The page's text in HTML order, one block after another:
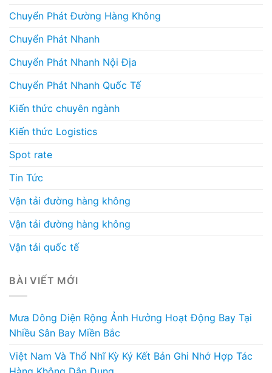
Chuyển Phát Đường Hàng Không
Chuyển Phát Nhanh
Chuyển Phát Nhanh Nội Địa
Chuyển Phát Nhanh Quốc Tế
Kiến thức chuyên ngành
Kiến thức Logistics
Spot rate
Tin Tức
Vận tải đường hàng không
Vận tải đường hàng không
Vận tải quốc tế
BÀI VIẾT MỚI
Mưa Dông Diện Rộng Ảnh Hưởng Hoạt Động Bay Tại
Nhiều Sân Bay Miền Bắc
Việt Nam Và Thổ Nhĩ Kỳ Ký Kết Bản Ghi Nhớ Hợp Tác